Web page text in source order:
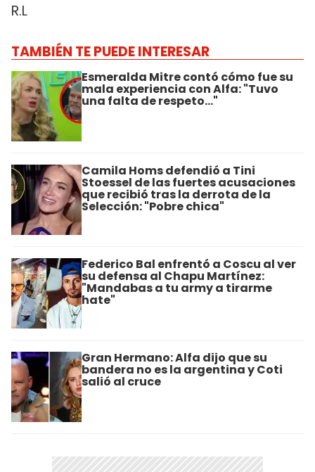
R.L
TAMBIÉN TE PUEDE INTERESAR
Esmeralda Mitre contó cómo fue su
mala experiencia con Alfa: "Tuvo
una falta de respeto..."
Camila Homs defendió a Tini
Stoessel de las fuertes acusaciones
que recibió tras la derrota de la
Selección: "Pobre chica"
Federico Bal enfrentó a Coscu al ver
su defensa al Chapu Martínez:
"Mandabas a tu army a tirarme
hate"
Gran Hermano: Alfa dijo que su
bandera no es la argentina y Coti
salió al cruce